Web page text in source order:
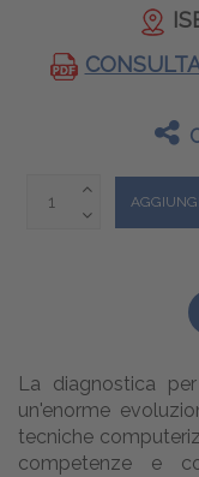
La diagnostica
un'enorme
tecniche
competenze e